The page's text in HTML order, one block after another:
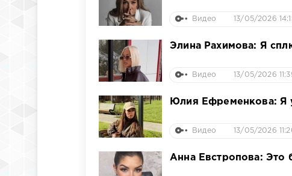
Видео 13/05/2026
Элина Рахимова: Я
Видео 13/05/2026
Юлия Ефременкова: Я
Видео 13/05/2026
Анна Евстропова: Это